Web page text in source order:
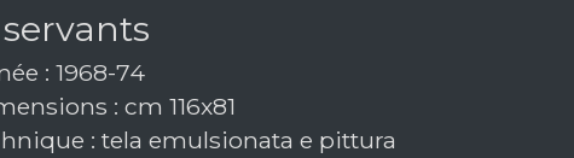
: 1968-74
: cm 116x81
: tela emulsionata e pittura